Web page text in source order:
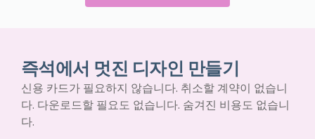
즉석에서 멋진 디자인 만들기
신용 카드가 필요하지 않습니다. 취소할 계약이 없습니
다. 다운로드할 필요도 없습니다. 숨겨진 비용도 없습니
다.